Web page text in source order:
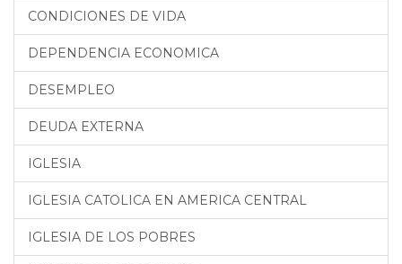
CONDICIONES DE VIDA
DEPENDENCIA ECONOMICA
DESEMPLEO
DEUDA EXTERNA
IGLESIA
IGLESIA CATOLICA EN AMERICA CENTRAL
IGLESIA DE LOS POBRES